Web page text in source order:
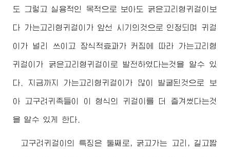
도 그렇고 실용적인 목적으로 보아도 굵은고리형귀걸이보
다 가는고리형귀걸이가 앞선 시기의것으로 인정되며 귀걸
이가 널리 쓰이고 장식적효과가 커짐에 따라 가는고리형
귀걸이가 굵은고리형귀걸이로 발전하였다는것을 알수 있
다. 지금까지 가는고리형귀걸이가 많이 발굴된것으로 보
아 고구려귀족들이 이 형식의 귀걸이를 더 즐겨썼다는것
을 알수 있게 한다.
고구려귀걸이의 특징은 둘째로, 굵고가는 고리, 길고짧